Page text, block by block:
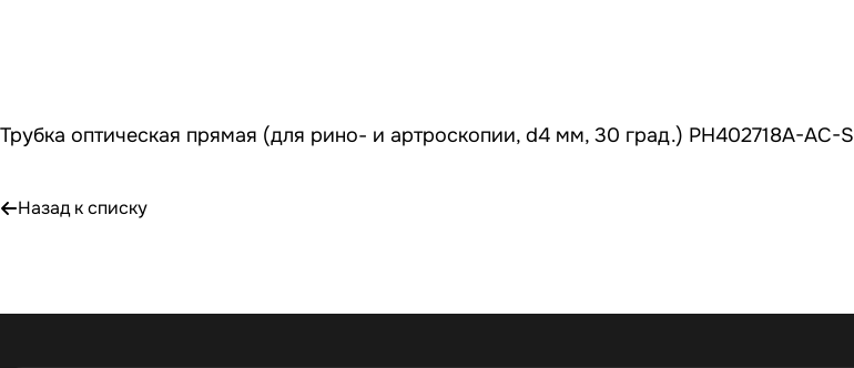
Трубка оптическая прямая (для рино- и артроскопии, d4 мм, 30 град.) РН402718А-AC-S
Назад к списку